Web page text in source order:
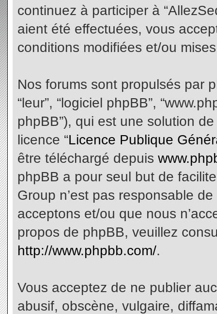
continuez à participer à
aient été effectuées, vous
conditions modifiées et/ou
Nos forums sont propulsés par
“leur”, “logiciel phpBB”,
phpBB”), qui est une solution
licence “Licence Publique
être téléchargé depuis
phpBB a pour seul but de
Group n’est pas responsable
acceptons et/ou que nous
propos de phpBB, veuillez
http://www.phpbb.com/.
Vous acceptez de ne publier
abusif, obscène, vulgaire,